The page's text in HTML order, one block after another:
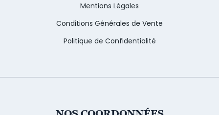
Mentions Légales
Conditions Générales de Vente
Politique de Confidentialité